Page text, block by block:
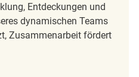
Entdeckungen und
dynamischen Teams
Zusammenarbeit fördert
w/d) REQ125322